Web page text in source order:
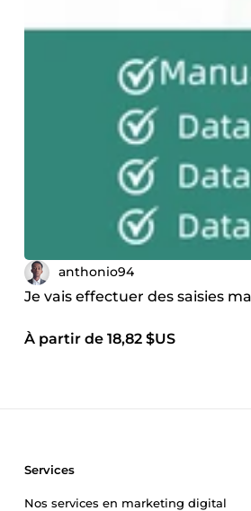
anthonio94
Je vais effectuer des saisies
À partir de 18,82 $US
Services
Nos services en marketing digital